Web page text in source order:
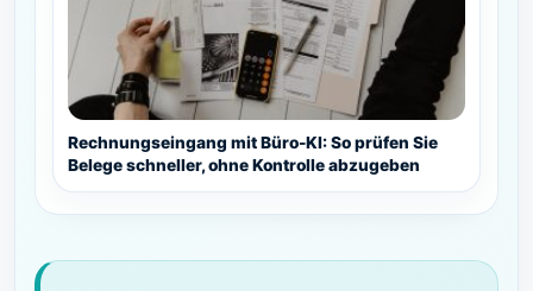
Rechnungseingang mit Büro-KI: So prüfen Sie
Belege schneller, ohne Kontrolle abzugeben